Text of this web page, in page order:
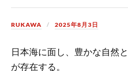
RUKAWA 2025年8月3日
日本海に面し、豊かな自然
が存在する。